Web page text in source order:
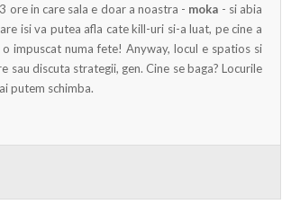
ore in care sala e doar a noastra - moka - si abia
isi va putea afla cate kill-uri si-a luat, pe cine a
impuscat numa fete! Anyway, locul e spatios si
sau discuta strategii, gen. Cine se baga? Locurile
putem schimba.